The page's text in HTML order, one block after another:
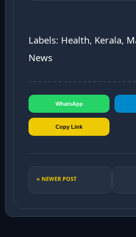
Labels: Health, Kerala,
News
WhatsApp
Copy Link
« NEWER POST